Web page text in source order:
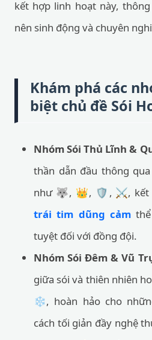
kết hợp linh hoạt này,
nên sinh động và chuyên
Khám phá các
biệt chủ đề Sói
Nhóm Sói Thủ Lĩnh &
thần dẫn đầu thông
như 🐺, 👑, 🛡️, ⚔️, kết
trái tim dũng cảmthể
tuyệt đối với đồng đội.
Nhóm Sói Đêm & Vũ
giữa sói và thiên nhiên
❄️, hoàn hảo cho
cách tối giản đầy nghệ